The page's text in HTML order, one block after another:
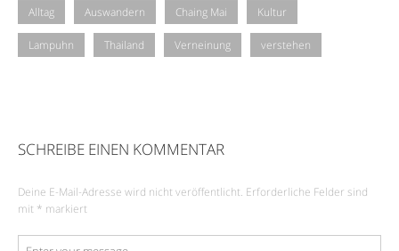
Alltag Auswandern Chaing Mai Kultur
Lampuhn Thailand Verneinung verstehen
SCHREIBE EINEN KOMMENTAR
Deine E-Mail-Adresse wird nicht veröffentlicht. Erforderliche Felder sind
mit * markiert
Kommentar